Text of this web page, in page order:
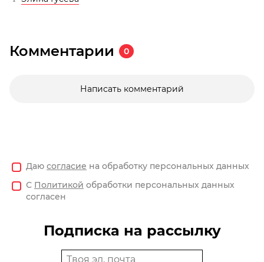
Комментарии 0
Написать комментарий
Даю согласие на обработку персональных данных
С Политикой обработки персональных данных
согласен
Подписка на рассылку